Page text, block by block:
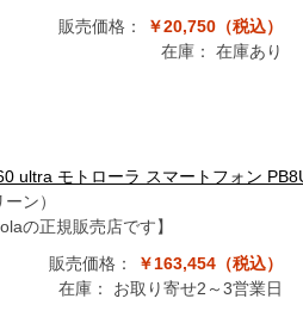
販売価格：
￥20,750（税込）
在庫：
在庫あり
ultra モトローラ スマートフォン
ン）
の正規販売店です】
販売価格：
￥163,454（税込）
在庫：
お取り寄せ2～3営業日